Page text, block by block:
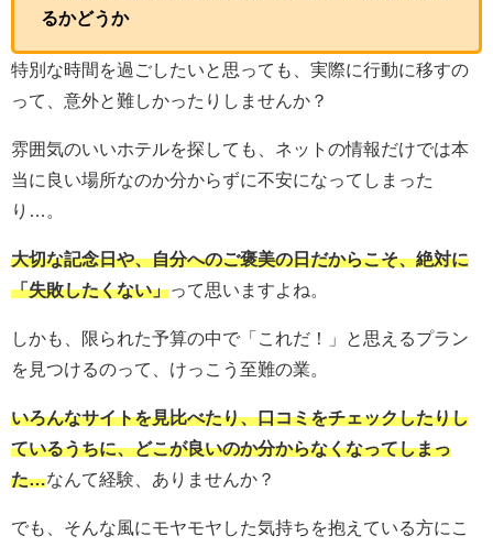
るかどうか
特別な時間を過ごしたいと思っても、実際に行動に移すの
って、意外と難しかったりしませんか？
雰囲気のいいホテルを探しても、ネットの情報だけでは本
当に良い場所なのか分からずに不安になってしまった
り…。
大切な記念日や、自分へのご褒美の日だからこそ、絶対に
「失敗したくない」って思いますよね。
しかも、限られた予算の中で「これだ！」と思えるプラン
を見つけるのって、けっこう至難の業。
いろんなサイトを見比べたり、口コミをチェックしたりし
ているうちに、どこが良いのか分からなくなってしまっ
た…なんて経験、ありませんか？
でも、そんな風にモヤモヤした気持ちを抱えている方にこ